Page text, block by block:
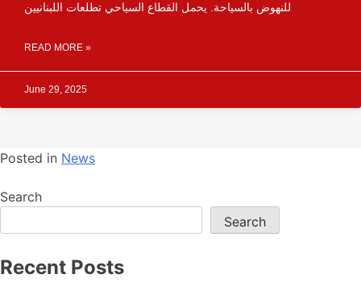
للنهوض بالسياحة. يحمل القطاع السياحي تطلعات اللبنانيين
READ MORE »
June 29, 2025
Posted in News
Search
Search
Recent Posts